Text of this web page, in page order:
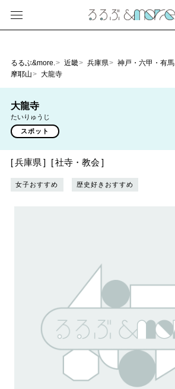
るるぶ&more. 近畿 兵庫県 神戸・六甲・有馬
摩耶山
大龍寺
大龍寺
たいりゅうじ
スポット
兵庫県 社寺・教会
女子おすすめ 歴史好きおすすめ